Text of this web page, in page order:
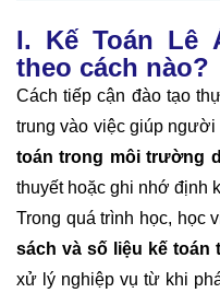
I. Kế Toán Lê
theo cách nào?
Cách tiếp cận đào tạo
trung vào việc giúp người
toán trong môi trường
thuyết hoặc ghi nhớ định
Trong quá trình học, học
sách và số liệu kế toán
xử lý nghiệp vụ từ khi